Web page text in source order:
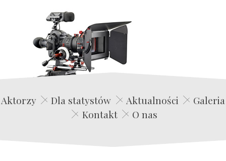
Edwin Film Agencja Aktorska
Aktorzy Dla statystów Aktualności
Galeria
Kontakt
O nas